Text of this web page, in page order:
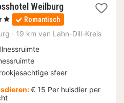
Weilburg1
nacht
vanaf
€
Romantisch
· 19 km van Lahn-Dill-Kreis
sfeer
€ 15 Per huisdier per